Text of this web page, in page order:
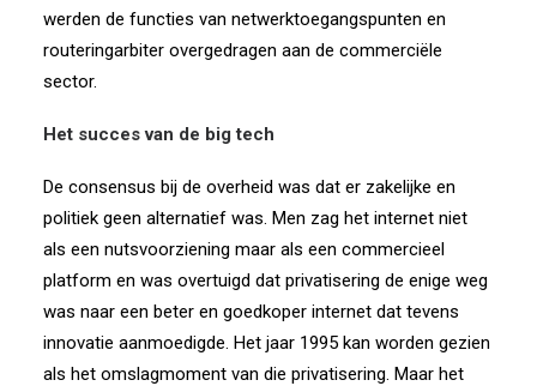
werden de functies van netwerktoegangspunten en
routeringarbiter overgedragen aan de commerciële
sector.
Het succes van de big tech
De consensus bij de overheid was dat er zakelijke en
politiek geen alternatief was. Men zag het internet niet
als een nutsvoorziening maar als een commercieel
platform en was overtuigd dat privatisering de enige weg
was naar een beter en goedkoper internet dat tevens
innovatie aanmoedigde. Het jaar 1995 kan worden gezien
als het omslagmoment van die privatisering. Maar het